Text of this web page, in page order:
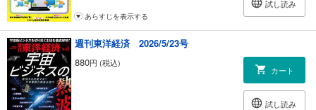
試し読み
あらすじを表示する
週刊東洋経済 2026/5/23号
880円 (税込)
カート
試し読み